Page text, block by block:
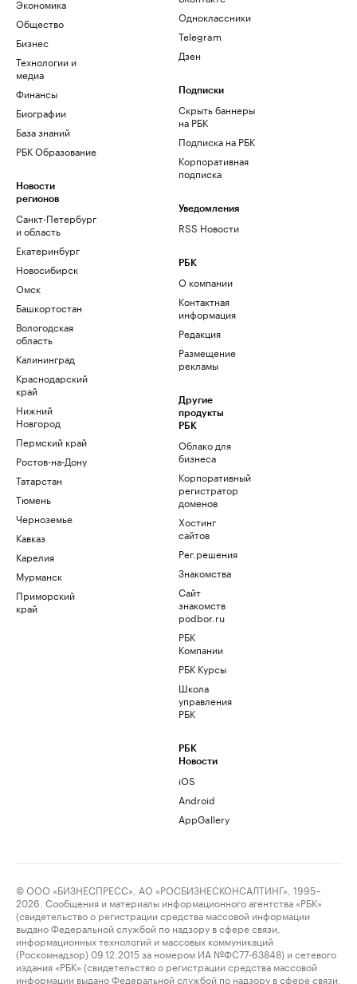
Экономика
Общество
Бизнес
Технологии и
медиа
Финансы
Биографии
База знаний
РБК Образование
Новости
регионов
Санкт-Петербург
и область
Екатеринбург
Новосибирск
Омск
Башкортостан
Вологодская
область
Калининград
Краснодарский
край
Нижний
Новгород
Пермский край
Ростов-на-Дону
Татарстан
Тюмень
Черноземье
Кавказ
Карелия
Мурманск
Приморский
край
Одноклассники
Telegram
Дзен
Подписки
Скрыть баннеры
на РБК
Подписка на РБК
Корпоративная
подписка
Уведомления
RSS Новости
РБК
О компании
Контактная
информация
Редакция
Размещение
рекламы
Другие
продукты
РБК
Облако для
бизнеса
Корпоративный
регистратор
доменов
Хостинг
сайтов
Рег.решения
Знакомства
Сайт
знакомств
podbor.ru
РБК
Компании
РБК Курсы
Школа
управления
РБК
РБК
Новости
iOS
Android
AppGallery
© ООО «БИЗНЕСПРЕСС», АО «РОСБИЗНЕСКОНСАЛТИНГ», 1995–
2026. Сообщения и материалы информационного агентства «РБК»
(свидетельство о регистрации средства массовой информации
выдано Федеральной службой по надзору в сфере связи,
информационных технологий и массовых коммуникаций
(Роскомнадзор) 09.12.2015 за номером ИА №ФС77-63848) и сетевого
издания «РБК» (свидетельство о регистрации средства массовой
информации выдано Федеральной службой по надзору в сфере связи,